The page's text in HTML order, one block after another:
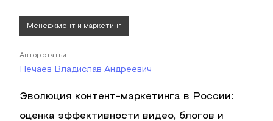
Менеджмент и маркетинг
Автор статьи
Нечаев Владислав Андреевич
Эволюция контент-маркетинга в России:
оценка эффективности видео, блогов и